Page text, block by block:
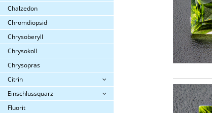
Chalzedon
Chromdiopsid
Chrysoberyll
Chrysokoll
Chrysopras
Citrin
Einschlussquarz
Fluorit